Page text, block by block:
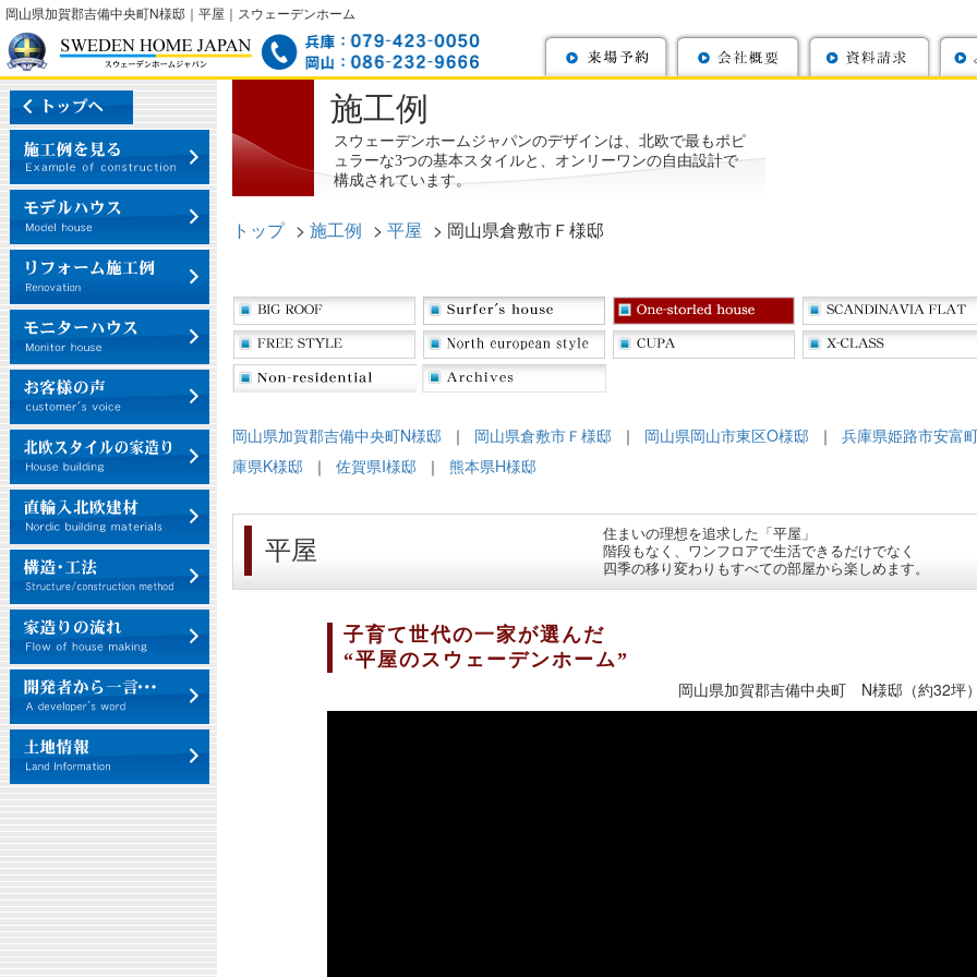
岡山県加賀郡吉備中央町N様邸｜平屋｜スウェーデンホーム
施工例
スウェーデンホームジャパンのデザインは、北欧で最もポピ
ュラーな3つの基本スタイルと、オンリーワンの自由設計で
構成されています。
トップ > 施工例 > 平屋 > 岡山県倉敷市Ｆ様邸
岡山県加賀郡吉備中央町N様邸 ｜ 岡山県倉敷市Ｆ様邸 ｜ 岡山県岡山市東区O様邸 ｜ 兵庫県姫路市安富
庫県K様邸 ｜ 佐賀県I様邸 ｜ 熊本県H様邸
平屋
住まいの理想を追求した「平屋」
階段もなく、ワンフロアで生活できるだけでなく
四季の移り変わりもすべての部屋から楽しめます。
子育て世代の一家が選んだ
“平屋のスウェーデンホーム”
岡山県加賀郡吉備中央町 N様邸（約32坪